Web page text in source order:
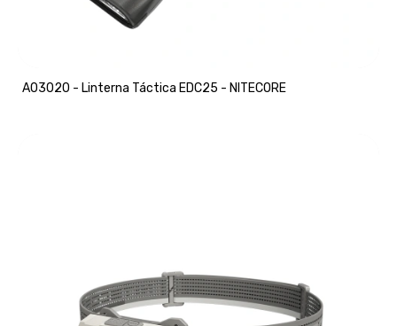
A03020 - Linterna Táctica EDC25 - NITECORE